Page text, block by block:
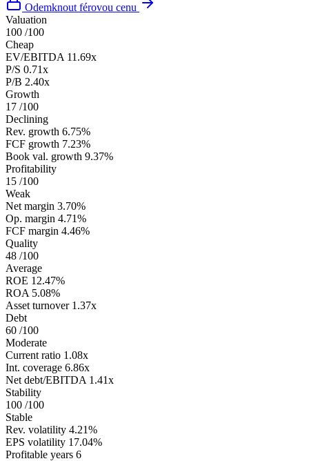
Odemknout férovou cenu
Valuation
100 /100
Cheap
EV/EBITDA 11.69x
P/S 0.71x
P/B 2.40x
Growth
17 /100
Declining
Rev. growth 6.75%
FCF growth 7.23%
Book val. growth 9.37%
Profitability
15 /100
Weak
Net margin 3.70%
Op. margin 4.71%
FCF margin 4.46%
Quality
48 /100
Average
ROE 12.47%
ROA 5.08%
Asset turnover 1.37x
Debt
60 /100
Moderate
Current ratio 1.08x
Int. coverage 6.86x
Net debt/EBITDA 1.41x
Stability
100 /100
Stable
Rev. volatility 4.21%
EPS volatility 17.04%
Profitable years 6